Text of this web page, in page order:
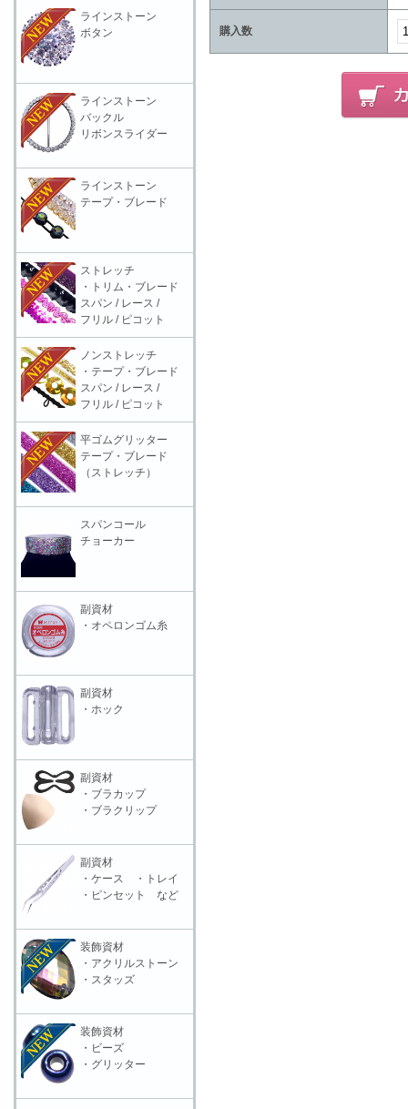
購入数
ラインストーン
ボタン
ラインストーン
バックル
リボンスライダー
ラインストーン
テープ・ブレード
ストレッチ
・トリム・ブレード
スパン / レース /
フリル / ピコット
ノンストレッチ
・テープ・ブレード
スパン / レース /
フリル / ピコット
平ゴムグリッター
テープ・ブレード
（ストレッチ）
スパンコール
チョーカー
副資材
・オペロンゴム糸
副資材
・ホック
副資材
・ブラカップ
・ブラクリップ
副資材
・ケース ・トレイ
・ピンセット など
装飾資材
・アクリルストーン
・スタッズ
装飾資材
・ビーズ
・グリッター